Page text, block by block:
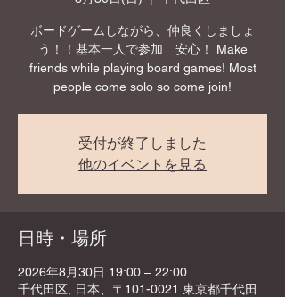
ボードゲームしながら、仲良くしましょ
う！！基本一人で参加 安心！ Make
friends while playing board games! Most
people come solo so come join!
受付が終了しました
他のイベントを見る
日時・場所
2026年8月30日 19:00 – 22:00
千代田区, 日本、〒101-0021 東京都千代田